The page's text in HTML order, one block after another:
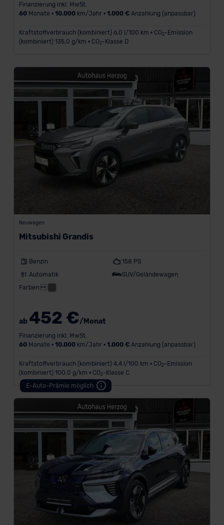
Finanzierung inkl. MwSt.
60Monate • 10.000km/Jahr • 1.000 €Anzahlung (anpassbar)
Kraftstoffverbrauch (kombiniert) 6,0 l/100 km • CO 2-Emission
(kombiniert) 135,0 g/km • CO 2-Klasse D
Neuwagen
Mitsubishi Grandis
Benzin
158 PS
Automatik
SUV/Geländewagen
Farben:
ab 452 €/Monat
Finanzierung inkl. MwSt.
60Monate • 10.000km/Jahr • 1.000 €Anzahlung (anpassbar)
Kraftstoffverbrauch (kombiniert) 4,4 l/100 km • CO2-Emission
(kombiniert) 100,0 g/km • CO2-Klasse C
E-Auto-Prämie möglich